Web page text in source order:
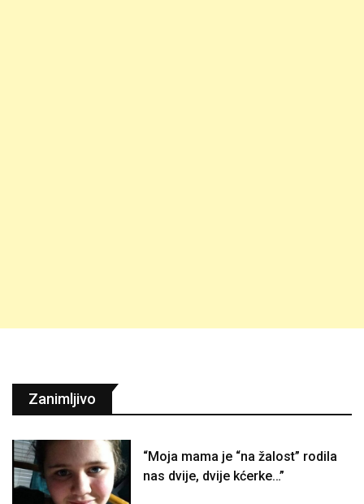
Zanimljivo
“Moja mama je “na žalost” rodila
nas dvije, dvije kćerke…”